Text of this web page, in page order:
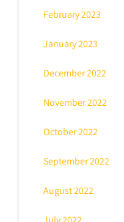
February 2023
January 2023
December 2022
November 2022
October 2022
September 2022
August 2022